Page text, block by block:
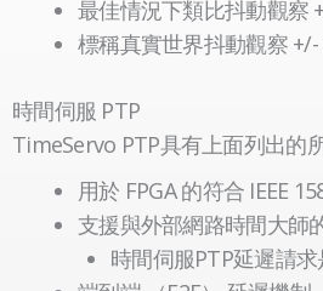
最佳情況下類比抖動觀察
標稱真實世界抖動觀察 +/-
時間伺服 PTP
TimeServo PTP具有上面列出的
用於 FPGA 的符合 IEEE
支援與外部網路時間大師
時間伺服PTP延遲請